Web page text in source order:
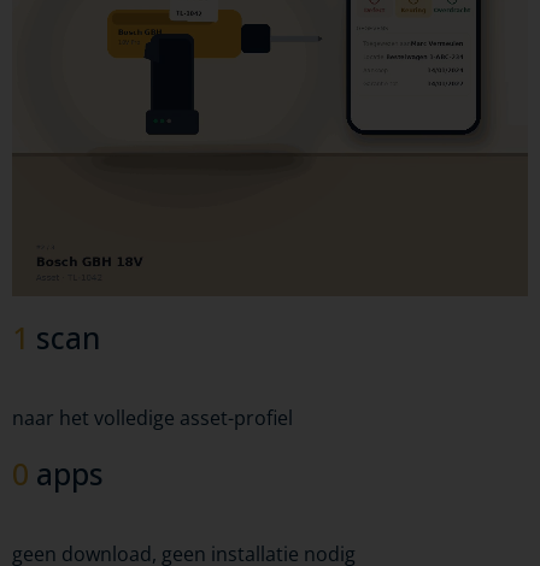
1 scan
naar het volledige asset-profiel
0 apps
geen download, geen installatie nodig